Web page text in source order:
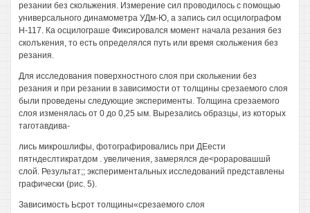
резании без скольжения. Измерение сил проводилось с помощью
универсального динамометра УДм-Ю, а запись сил осцилографом
Н-117. Ка осцилограше Фиксировался момент начала резания без
сколъкения, то есть определялся путь или время скольжения без
резания.
Для исследования поверхностного слоя при сколькении без
резания и при резании в зависимости от толщины срезаемого слоя
были проведены следующие эксперименты. Толщина срезаемого
слоя изменялась от 0 до 0,25 ым. Вырезались образцы, из которых
таготавдива-
лись микрошлифы, фотографировались при ДЕести
пятндеслтикратдом . увеличения, замерялся де<рораровашшй
слой. Результат;; экспериментальных исследований представлены
графически (рис. 5).
Зависимость Ьсрот толщины«срезаемого слоя